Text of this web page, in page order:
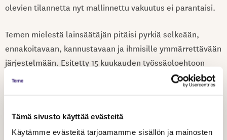
Tämä sivusto käyttää evästeitä
Käytämme evästeitä tarjoamamme sisällön ja mainosten
olevien tilannetta nyt mallinnettu vakuutus ei parantaisi.
Temen mielestä lainsäätäjän pitäisi pyrkiä selkeään,
ennakoitavaan, kannustavaan ja ihmisille ymmärrettävään
järjestelmään. Esitetty 15 kuukauden työssäoloehtoon
rinnasteinen aika on liian pitkä, jotta sen voisi nähdä
kannustavana. Nyt esitetty malli monimutkaistaa jo
työttömyysturvajärjestelmää ja vastaa vain osaan siitä
uudistustarpeesta, joka on seurausta työelämän